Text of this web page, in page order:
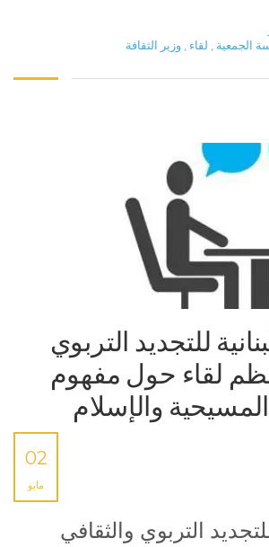
الجمعية لقاء وزير الثقافة
للتجديد التربوي
لقاء حول مفهوم
والإسلام
02
مايو
التربوي والثقافي